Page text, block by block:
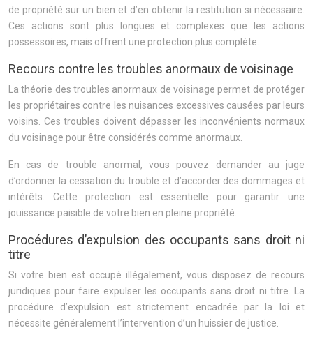
de propriété sur un bien et d’en obtenir la restitution si nécessaire.
Ces actions sont plus longues et complexes que les actions
possessoires, mais offrent une protection plus complète.
Recours contre les troubles anormaux de voisinage
La théorie des troubles anormaux de voisinage permet de protéger
les propriétaires contre les nuisances excessives causées par leurs
voisins. Ces troubles doivent dépasser les inconvénients normaux
du voisinage pour être considérés comme anormaux.
En cas de trouble anormal, vous pouvez demander au juge
d’ordonner la cessation du trouble et d’accorder des dommages et
intérêts. Cette protection est essentielle pour garantir une
jouissance paisible de votre bien en pleine propriété.
Procédures d’expulsion des occupants sans droit ni
titre
Si votre bien est occupé illégalement, vous disposez de recours
juridiques pour faire expulser les occupants sans droit ni titre. La
procédure d’expulsion est strictement encadrée par la loi et
nécessite généralement l’intervention d’un huissier de justice.